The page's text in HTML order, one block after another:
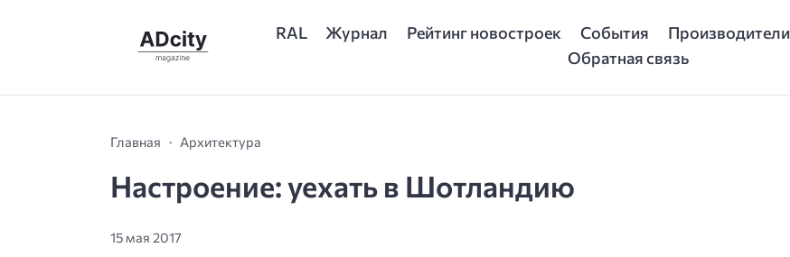
RAL Журнал Рейтинг новостроек События Производители
Обратная связь
Главная Архитектура
Настроение: уехать в Шотландию
15 мая 2017